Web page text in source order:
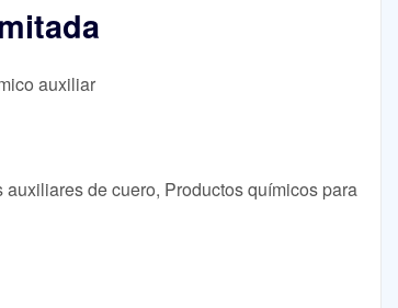
auxiliar
de cuero, Productos químicos para